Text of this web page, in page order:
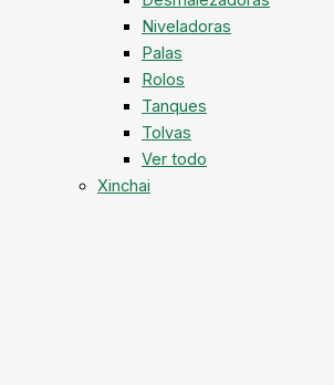
Niveladoras
Palas
Rolos
Tanques
Tolvas
Ver todo
Xinchai